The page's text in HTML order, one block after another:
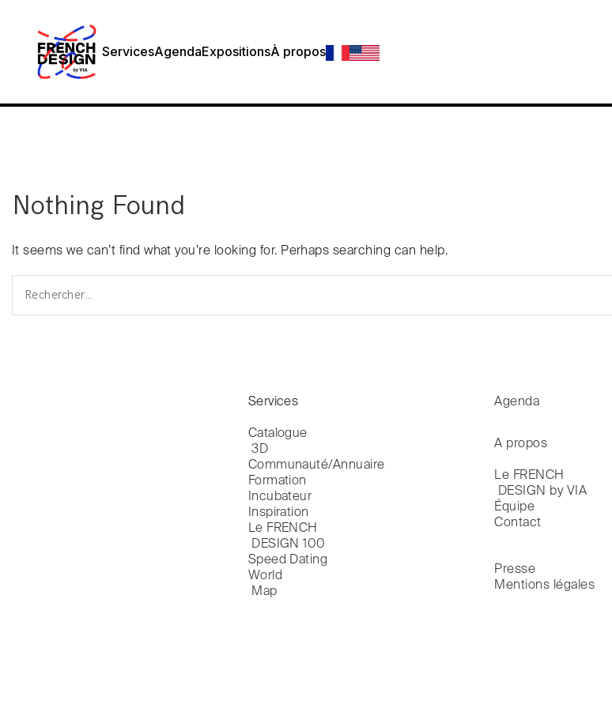
ServicesAgendaExpositionsÀ propos
Nothing Found
It seems we can’t find what you’re looking for. Perhaps searching can help.
Services
Catalogue
3D
Communauté/Annuaire
Formation
Incubateur
Inspiration
Le FRENCH
DESIGN 100
Speed Dating
World
Map
Agenda
A propos
Le FRENCH
DESIGN by VIA
Équipe
Contact
Presse
Mentions légales